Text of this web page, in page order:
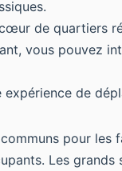
de quartiers
vous pouvez
de
pour les
Les